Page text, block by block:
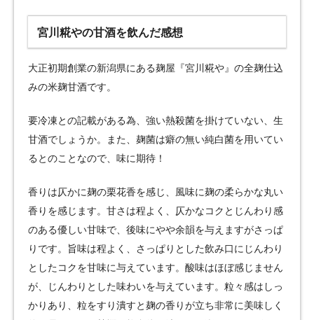
宮川糀やの甘酒を飲んだ感想
大正初期創業の新潟県にある麹屋『宮川糀や』の全麹仕込
みの米麹甘酒です。
要冷凍との記載がある為、強い熱殺菌を掛けていない、生
甘酒でしょうか。また、麹菌は癖の無い純白菌を用いてい
るとのことなので、味に期待！
香りは仄かに麹の栗花香を感じ、風味に麹の柔らかな丸い
香りを感じます。甘さは程よく、仄かなコクとじんわり感
のある優しい甘味で、後味にやや余韻を与えますがさっぱ
りです。旨味は程よく、さっぱりとした飲み口にじんわり
としたコクを甘味に与えています。酸味はほぼ感じません
が、じんわりとした味わいを与えています。粒々感はしっ
かりあり、粒をすり潰すと麹の香りが立ち非常に美味しく